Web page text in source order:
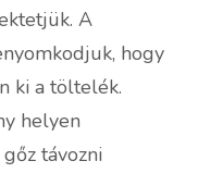
A
hogy
ki a töltelék.
helyen
távozni